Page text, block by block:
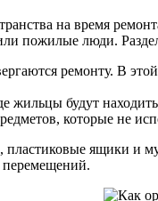
на время
пожилые люди.
ремонту. В
жильцы будут
которые не
ящики и
перемещений.